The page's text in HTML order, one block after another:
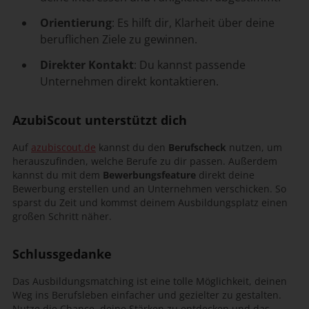
Orientierung: Es hilft dir, Klarheit über deine
beruflichen Ziele zu gewinnen.
Direkter Kontakt: Du kannst passende
Unternehmen direkt kontaktieren.
AzubiScout unterstützt dich
Auf azubiscout.de kannst du den Berufscheck nutzen, um
herauszufinden, welche Berufe zu dir passen. Außerdem
kannst du mit dem Bewerbungsfeature direkt deine
Bewerbung erstellen und an Unternehmen verschicken. So
sparst du Zeit und kommst deinem Ausbildungsplatz einen
großen Schritt näher.
Schlussgedanke
Das Ausbildungsmatching ist eine tolle Möglichkeit, deinen
Weg ins Berufsleben einfacher und gezielter zu gestalten.